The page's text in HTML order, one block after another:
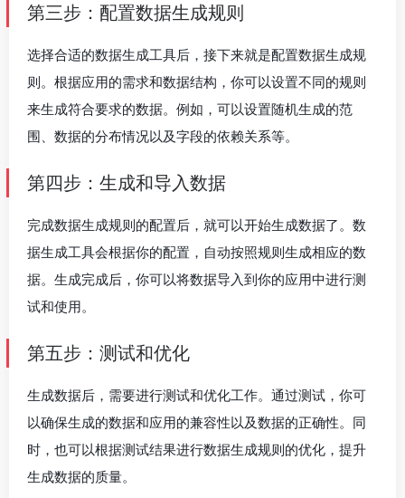
第三步：配置数据生成规则
选择合适的数据生成工具后，接下来就是配置数据生成规
则。根据应用的需求和数据结构，你可以设置不同的规则
来生成符合要求的数据。例如，可以设置随机生成的范
围、数据的分布情况以及字段的依赖关系等。
第四步：生成和导入数据
完成数据生成规则的配置后，就可以开始生成数据了。数
据生成工具会根据你的配置，自动按照规则生成相应的数
据。生成完成后，你可以将数据导入到你的应用中进行测
试和使用。
第五步：测试和优化
生成数据后，需要进行测试和优化工作。通过测试，你可
以确保生成的数据和应用的兼容性以及数据的正确性。同
时，也可以根据测试结果进行数据生成规则的优化，提升
生成数据的质量。